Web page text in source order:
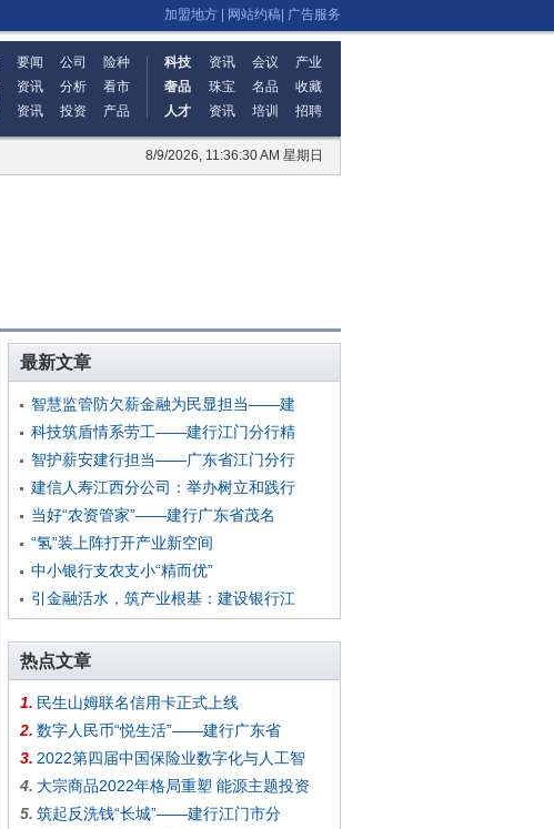
加盟地方 网站约稿 广告服务
要闻 公司
险种
资讯 分析
看市
资讯 投资 产品
科技 资讯 会议
产业
奢品
珠宝 名品
收藏
人才
资讯 培训 招聘
8/9/2026, 11:36:30 AM 星期日
最新文章
智慧监管防欠薪金融为民显担当——建
科技筑盾情系劳工——建行江门分行精
智护薪安建行担当——广东省江门分行
建信人寿江西分公司：举办树立和践行
当好“农资管家”——建行广东省茂名
“氢”装上阵打开产业新空间
中小银行支农支小“精而优”
引金融活水，筑产业根基：建设银行江
热点文章
1. 民生山姆联名信用卡正式上线
2. 数字人民币“悦生活”——建行广东省
3. 2022第四届中国保险业数字化与人工智
4. 大宗商品2022年格局重塑 能源主题投资
5. 筑起反洗钱“长城”——建行江门市分